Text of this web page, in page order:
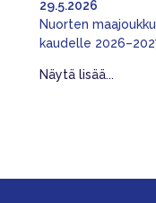
Nuorten
kaudelle
29.5.2026
Näytä lisää...